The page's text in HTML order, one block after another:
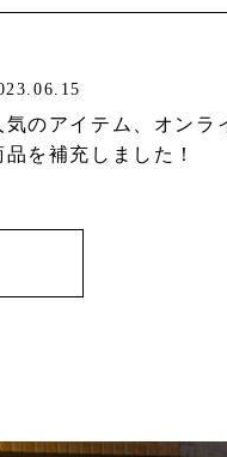
気のアイテム、オンラ
品を補充しました！